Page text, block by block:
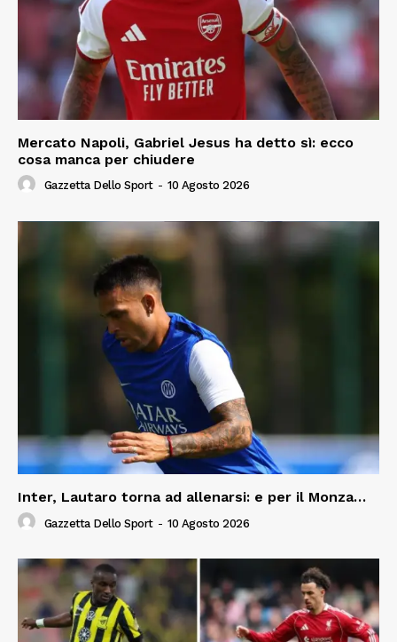
Mercato Napoli, Gabriel Jesus ha detto sì: ecco
cosa manca per chiudere
Gazzetta Dello Sport - 10 Agosto 2026
Inter, Lautaro torna ad allenarsi: e per il Monza…
Gazzetta Dello Sport - 10 Agosto 2026